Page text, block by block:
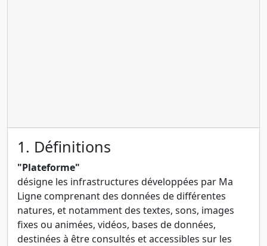
1. Définitions
"Plateforme"
désigne les infrastructures développées par Ma
Ligne comprenant des données de différentes
natures, et notamment des textes, sons, images
fixes ou animées, vidéos, bases de données,
destinées à être consultés et accessibles sur les